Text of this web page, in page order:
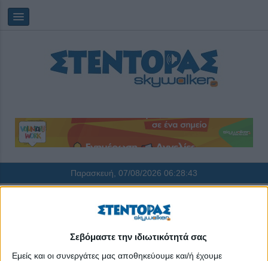
Σεβόμαστε την ιδιωτικότητά σας
Εμείς και οι συνεργάτες μας αποθηκεύουμε και/ή έχουμε
Παρασκευή, 07/08/2026 06:28:43
e-books Εκδόσεις Στέντορας